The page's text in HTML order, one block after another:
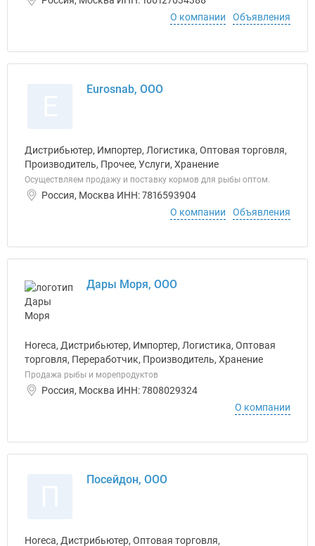
О компании
Объявления
Eurosnab, ООО
Дистрибьютер, Импортер, Логистика, Оптовая торговля,
Производитель, Прочее, Услуги, Хранение
Осуществляем продажу и поставку кормов для рыбы оптом.
Россия, Москва ИНН: 7816593904
О компании
Объявления
Дары Моря, ООО
Horeca, Дистрибьютер, Импортер, Логистика, Оптовая
торговля, Переработчик, Производитель, Хранение
Продажа рыбы и морепродуктов
Россия, Москва ИНН: 7808029324
О компании
Посейдон, ООО
Horeca, Дистрибьютер, Оптовая торговля,